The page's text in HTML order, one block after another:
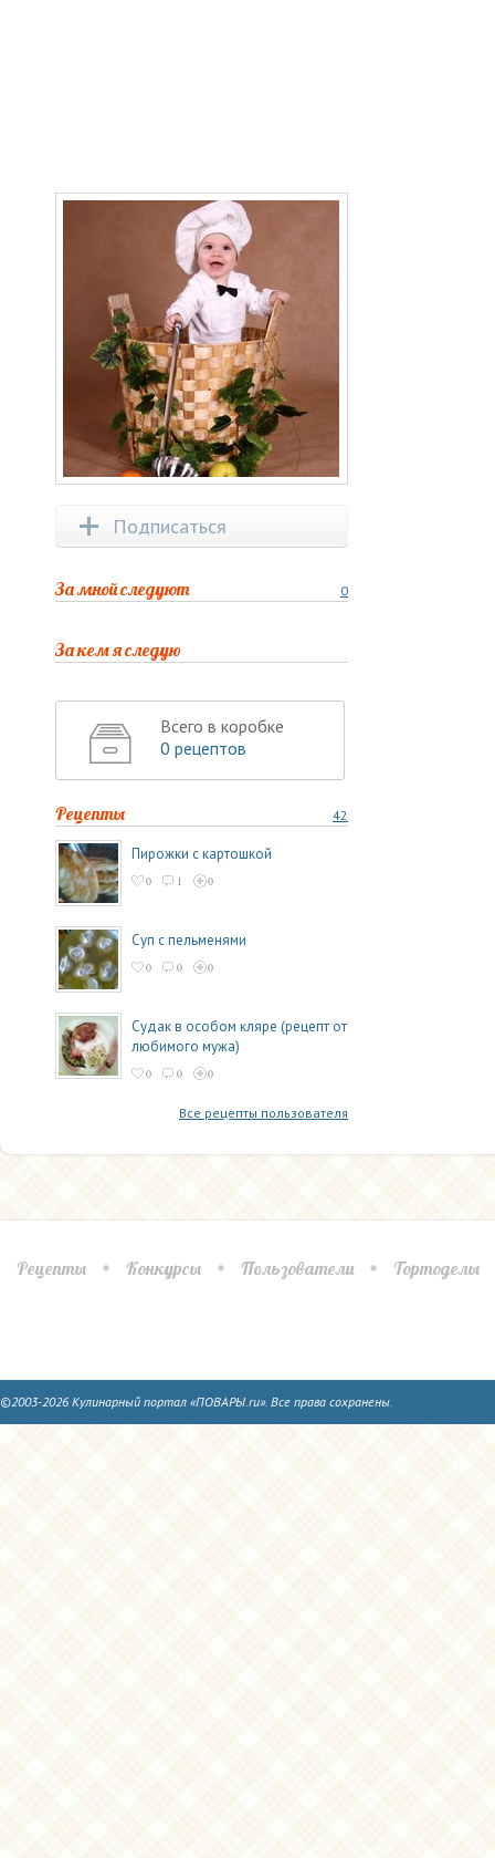
Подписаться
0
За мной следуют
За кем я следую
Всего в коробке
0 рецептов
42
Рецепты
Пирожки с картошкой
0 1 0
Суп с пельменями
0 0 0
Судак в особом кляре (рецепт от
любимого мужа)
0 0 0
Все рецепты пользователя
Рецепты Конкурсы Пользователи Тортоделы
©2003-2026 Кулинарный портал «ПОВАРЫ.ru». Все права сохранены.